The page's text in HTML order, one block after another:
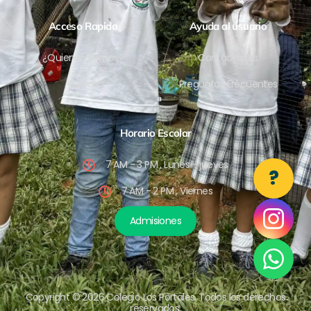
?
Acceso Rapido
¿Quienes Somos?
Galeria
Ayuda al usuario
Contáctanos
Preguntas Frecuentes
Horario Escolar
7 AM - 3 PM , Lunes - jueves
7 AM - 2 PM , Viernes
Admisiones
Copyright © 2026 Colegio Los Portales. Todos los derechos